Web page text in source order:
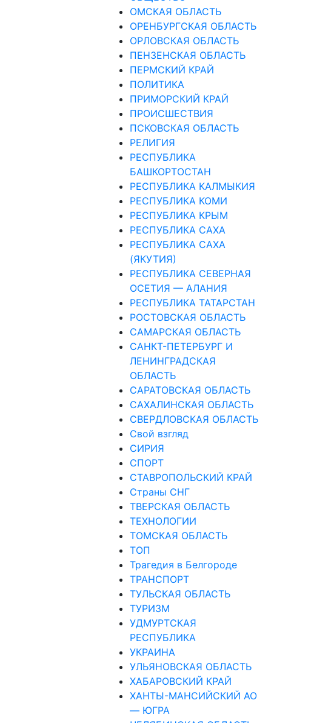
ОМСКАЯ ОБЛАСТЬ
ОРЕНБУРГСКАЯ ОБЛАСТЬ
ОРЛОВСКАЯ ОБЛАСТЬ
ПЕНЗЕНСКАЯ ОБЛАСТЬ
ПЕРМСКИЙ КРАЙ
ПОЛИТИКА
ПРИМОРСКИЙ КРАЙ
ПРОИСШЕСТВИЯ
ПСКОВСКАЯ ОБЛАСТЬ
РЕЛИГИЯ
РЕСПУБЛИКА
БАШКОРТОСТАН
РЕСПУБЛИКА КАЛМЫКИЯ
РЕСПУБЛИКА КОМИ
РЕСПУБЛИКА КРЫМ
РЕСПУБЛИКА САХА
РЕСПУБЛИКА САХА
(ЯКУТИЯ)
РЕСПУБЛИКА СЕВЕРНАЯ
ОСЕТИЯ — АЛАНИЯ
РЕСПУБЛИКА ТАТАРСТАН
РОСТОВСКАЯ ОБЛАСТЬ
САМАРСКАЯ ОБЛАСТЬ
САНКТ-ПЕТЕРБУРГ И
ЛЕНИНГРАДСКАЯ
ОБЛАСТЬ
САРАТОВСКАЯ ОБЛАСТЬ
САХАЛИНСКАЯ ОБЛАСТЬ
СВЕРДЛОВСКАЯ ОБЛАСТЬ
Свой взгляд
СИРИЯ
СПОРТ
СТАВРОПОЛЬСКИЙ КРАЙ
Страны СНГ
ТВЕРСКАЯ ОБЛАСТЬ
ТЕХНОЛОГИИ
ТОМСКАЯ ОБЛАСТЬ
ТОП
Трагедия в Белгороде
ТРАНСПОРТ
ТУЛЬСКАЯ ОБЛАСТЬ
ТУРИЗМ
УДМУРТСКАЯ
РЕСПУБЛИКА
УКРАИНА
УЛЬЯНОВСКАЯ ОБЛАСТЬ
ХАБАРОВСКИЙ КРАЙ
ХАНТЫ-МАНСИЙСКИЙ АО
— ЮГРА